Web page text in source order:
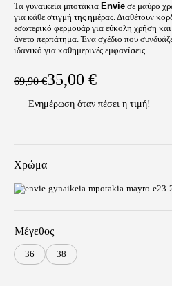
Τα γυναικεία μποτάκια Envie σε μαύρο
για κάθε στιγμή της ημέρας. Διαθέτουν
εσωτερικό φερμουάρ για εύκολη χρήση
άνετο περπάτημα. Ένα σχέδιο που
ιδανικό για καθημερινές εμφανίσεις.
69,90€
Original
price
35,00 €
Η
τρέχουσα
35,00 €.
Χρώμα
Ενημέρωση όταν πέσει η τιμή!
Μέγεθος
36 38